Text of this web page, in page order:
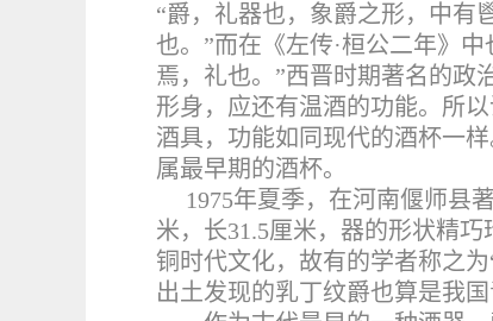
“爵，礼器也，象爵之形，中有
也。”而在《左传·桓公二年》
焉，礼也。”西晋时期著名的政
形身，应还有温酒的功能。所
酒具，功能如同现代的酒杯一
属最早期的酒杯。
1975年夏季，在河南偃师县
米，长31.5厘米，器的形状精
铜时代文化，故有的学者称之
出土发现的乳丁纹爵也算是我